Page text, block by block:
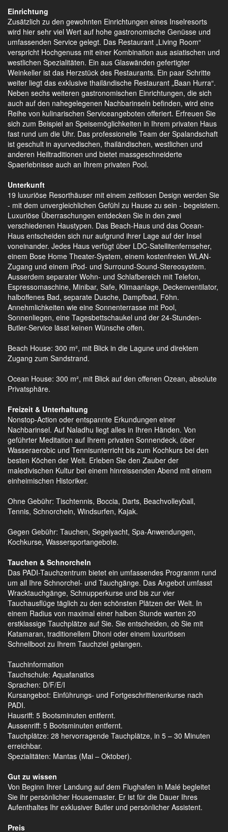
Einrichtung
Zusätzlich zu den gewohnten Einrichtungen eines Inselresorts
wird hier sehr viel Wert auf hohe gastronomische Genüsse und
umfassenden Service gelegt. Das Restaurant „Living Room“
verspricht Hochgenuss mit einer Kombination aus asiatischen und
westlichen Spezialitäten. Ein aus Glaswänden gefertigter
Weinkeller ist das Herzstück des Restaurants. Ein paar Schritte
weiter liegt das exklusive thailändische Restaurant „Baan Hurra“.
Neben sechs weiteren gastronomischen Einrichtungen, die sich
auch auf den nahegelegenen Nachbarinseln befinden, wird eine
Reihe von kulinarischen Serviceangeboten offeriert. Erfreuen Sie
sich zum Beispiel an Speisemöglichkeiten in Ihrem privaten Haus
fast rund um die Uhr. Das professionelle Team der Spalandschaft
ist geschult in ayurvedischen, thailändischen, westlichen und
anderen Heiltraditionen und bietet massgeschneiderte
Spaerlebnisse auch an Ihrem privaten Pool.
Unterkunft
19 luxuriöse Resorthäuser mit einem zeitlosen Design werden Sie
- mit dem unvergleichlichen Gefühl zu Hause zu sein - begeistern.
Luxuriöse Überraschungen entdecken Sie in den zwei
verschiedenen Haustypen. Das Beach-Haus und das Ocean-
Haus entscheiden sich nur aufgrund ihrer Lage auf der Insel
voneinander. Jedes Haus verfügt über LDC-Satellitenfernseher,
einem Bose Home Theater-System, einem kostenfreien WLAN-
Zugang und einem iPod- und Surround-Sound-Stereosystem.
Ausserdem separater Wohn- und Schlafbereich mit Telefon,
Espressomaschine, Minibar, Safe, Klimaanlage, Deckenventilator,
halboffenes Bad, separate Dusche, Dampfbad, Föhn.
Annehmlichkeiten wie eine Sonnenterrasse mit Pool,
Sonnenliegen, eine Tagesbettschaukel und der 24-Stunden-
Butler-Service lässt keinen Wünsche offen.
Beach House: 300 m², mit Blick in die Lagune und direktem
Zugang zum Sandstrand.
Ocean House: 300 m², mit Blick auf den offenen Ozean, absolute
Privatsphäre.
Freizeit & Unterhaltung
Nonstop-Action oder entspannte Erkundungen einer
Nachbarinsel. Auf Naladhu liegt alles in Ihren Händen. Von
geführter Meditation auf Ihrem privaten Sonnendeck, über
Wasseraerobic und Tennisunterricht bis zum Kochkurs bei den
besten Köchen der Welt. Erleben Sie den Zauber der
maledivischen Kultur bei einem hinreissenden Abend mit einem
einheimischen Historiker.
Ohne Gebühr: Tischtennis, Boccia, Darts, Beachvolleyball,
Tennis, Schnorcheln, Windsurfen, Kajak.
Gegen Gebühr: Tauchen, Segelyacht, Spa-Anwendungen,
Kochkurse, Wassersportangebote.
Tauchen & Schnorcheln
Das PADI-Tauchzentrum bietet ein umfassendes Programm rund
um all Ihre Schnorchel- und Tauchgänge. Das Angebot umfasst
Wracktauchgänge, Schnupperkurse und bis zur vier
Tauchausflüge täglich zu den schönsten Plätzen der Welt. In
einem Radius von maximal einer halben Stunde warten 20
erstklassige Tauchplätze auf Sie. Sie entscheiden, ob Sie mit
Katamaran, traditionellem Dhoni oder einem luxuriösen
Schnellboot zu Ihrem Tauchziel gelangen.
Tauchinformation
Tauchschule: Aquafanatics
Sprachen: D/F/E/I
Kursangebot: Einführungs- und Fortgeschrittenenkurse nach
PADI.
Hausriff: 5 Bootsminuten entfernt.
Aussenriff: 5 Bootsminuten entfernt.
Tauchplätze: 28 hervorragende Tauchplätze, in 5 – 30 Minuten
erreichbar.
Spezialitäten: Mantas (Mai – Oktober).
Gut zu wissen
Von Beginn Ihrer Landung auf dem Flughafen in Malé begleitet
Sie ihr persönlicher Housemaster. Er ist für die Dauer Ihres
Aufenthaltes Ihr exklusiver Butler und persönlicher Assistent.
Preis